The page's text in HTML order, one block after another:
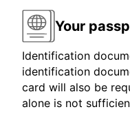
Your
Identification
identification
card will also be
alone is not